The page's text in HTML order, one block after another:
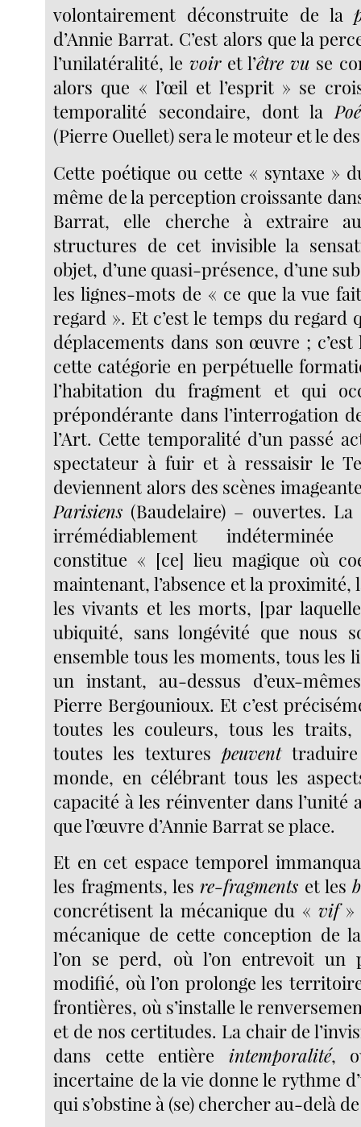
volontairement déconstruite de la
d’Annie Barrat. C’est alors que la
l’unilatéralité, le voiret l’être vu se
alors que « l’œil et l’esprit » se
temporalité secondaire, dont la
(Pierre Ouellet) sera le moteur et le
Cette poétique ou cette « syntaxe »
même de la perception croissante
Barrat, elle cherche à extraire
structures de cet invisible la
objet, d’une quasi-présence, d’une
les lignes-mots de « ce que la vue
regard ». Et c’est le temps du regard
déplacements dans son œuvre ;
cette catégorie en perpétuelle
l’habitation du fragment et qui
prépondérante dans l’interrogation
l’Art. Cette temporalité d’un passé
spectateur à fuir et à ressaisir le
deviennent alors des scènes
Parisiens (Baudelaire) – ouvertes.
irrémédiablement
constitue « [ce] lieu magique où
maintenant, l’absence et la proximité,
les vivants et les morts, [par
ubiquité, sans longévité que nous
ensemble tous les moments, tous les
un instant, au-dessus d’eux-
Pierre Bergounioux. Et c’est
toutes les couleurs, tous les traits,
toutes les texturespeuventtraduire
monde, en célébrant tous les
capacité à les réinventer dans l’unité
que l’œuvre d’Annie Barrat se place.
Et en cet espace temporel
les fragments, lesre-fragments et les
concrétisent la mécanique du « vif»
mécanique de cette conception de
l’on se perd, où l’on entrevoit un
modifié, où l’on prolonge les
frontières, où s’installe le
et de nos certitudes. La chair de
dans cette entière intemporalité,
incertaine de la vie donne le rythme
qui s’obstine à (se) chercher au-delà